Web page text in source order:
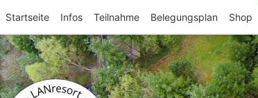
Startseite Infos Teilnahme Belegungsplan Shop